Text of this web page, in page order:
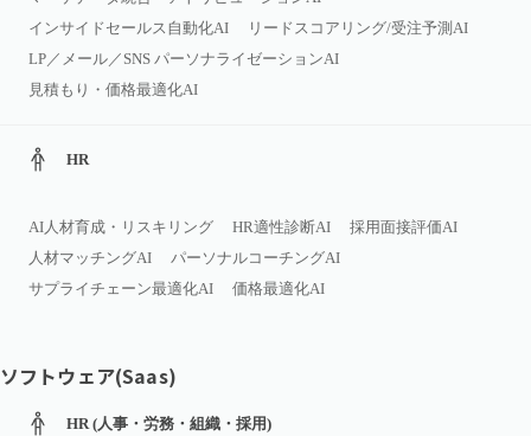
インサイドセールス自動化AI
リードスコアリング/受注予測AI
LP／メール／SNS パーソナライゼーションAI
見積もり・価格最適化AI
HR
AI人材育成・リスキリング HR適性診断AI
採用面接評価AI
人材マッチングAI
パーソナルコーチングAI
サプライチェーン最適化AI
価格最適化AI
ソフトウェア(Saas)
HR (人事・労務・組織・採用)